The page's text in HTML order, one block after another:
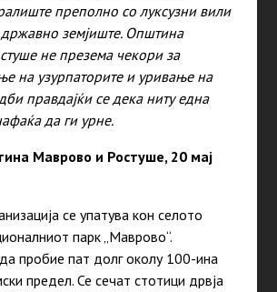
преполно со луксузни вили
земјиште. Општина
не презема чекори за
на узурпаторите и уривање на
правдајќи се дека ниту една
да ги урне.
Маврово и Ростуше, 20 мај
се упатува кон селото
парк „Маврово“.
пробие пат долг околу 100-ина
предел. Се сечат стотици дрвја